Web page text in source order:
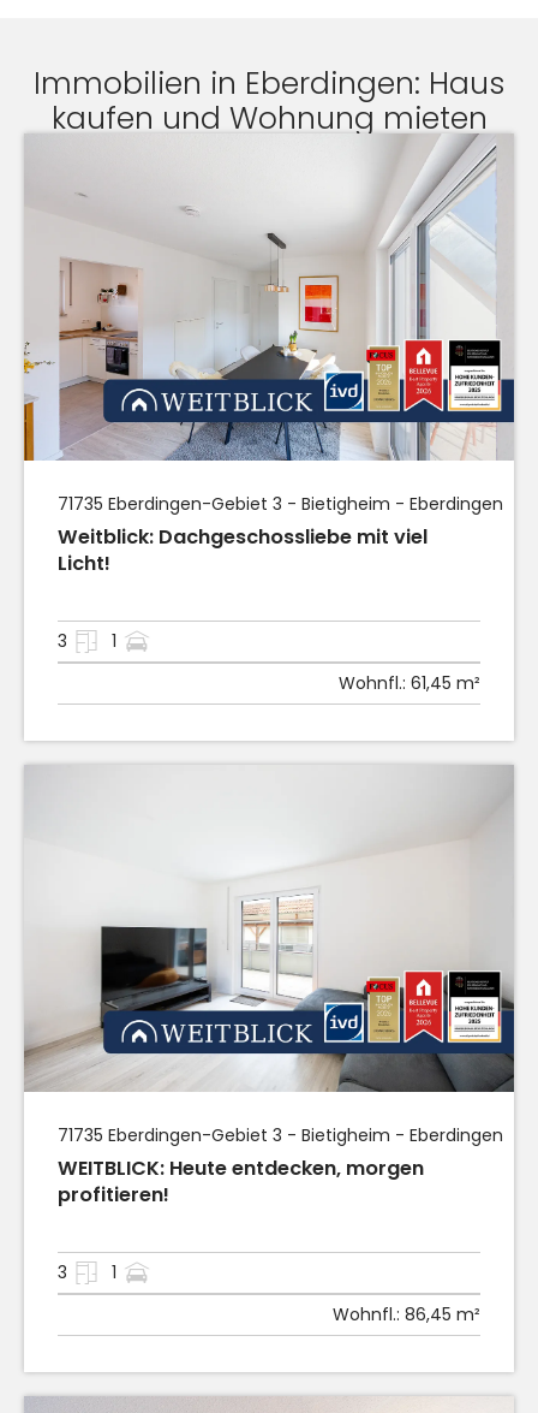
Immobilien in Eberdingen: Haus
kaufen und Wohnung mieten
71735 Eberdingen-Gebiet 3 - Bietigheim - Eberdingen
Weitblick: Dachgeschossliebe mit viel
Licht!
3
1
Wohnfl.: 61,45 m²
71735 Eberdingen-Gebiet 3 - Bietigheim - Eberdingen
WEITBLICK: Heute entdecken, morgen
profitieren!
3
1
Wohnfl.: 86,45 m²